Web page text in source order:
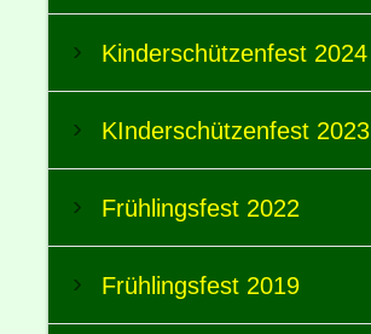
Kinderschützenfest 2024
KInderschützenfest 2023
Frühlingsfest 2022
Frühlingsfest 2019